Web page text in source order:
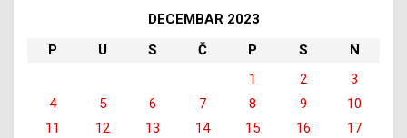
DECEMBAR 2023
P
U S Č P S
N
1
2
3
4
5 6 7 8 9
10
11
12 13 14 15 16
17